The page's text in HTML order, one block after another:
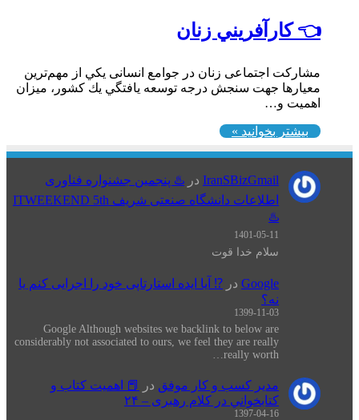
👈 كارآفريني زنان
مشارکت اجتماعی زنان در جوامع انسانی یكي از مهم‌ترين
معيارها جهت سنجش درجه توسعه يافتگي يك كشور، ميزان
اهميت و…
بیشتر بخوانید »
IranSBizGmail در ♨️ پنجمین جشنواره فناوری
اطلاعات دانشگاه صنعتی شریف ITWEEKEND 5th
♨️
1401-05-11
سلام خدا قوت
Google در ⁉️ آیا ایده استارتاپی خود را اجرایی کنم یا
نه؟
1399-11-03
Google Although websites we backlink to below are
considerably not associated to ours, we feel they are really
really worth…
مدیر کسب و کار موفق در
📕 اهميت كتاب و
كتابخواني در كلام رهبری – ۲۴
1397-04-16